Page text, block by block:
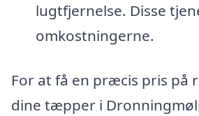
lugtfjernelse. Disse
omkostningerne.
For at få en præcis pris på
dine tæpper i